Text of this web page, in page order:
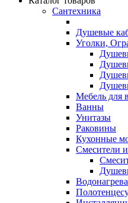
Сантехника
Душевые
Уголки,
Мебель для
Ванны
Унитазы
Раковины
Кухонные
Смесители